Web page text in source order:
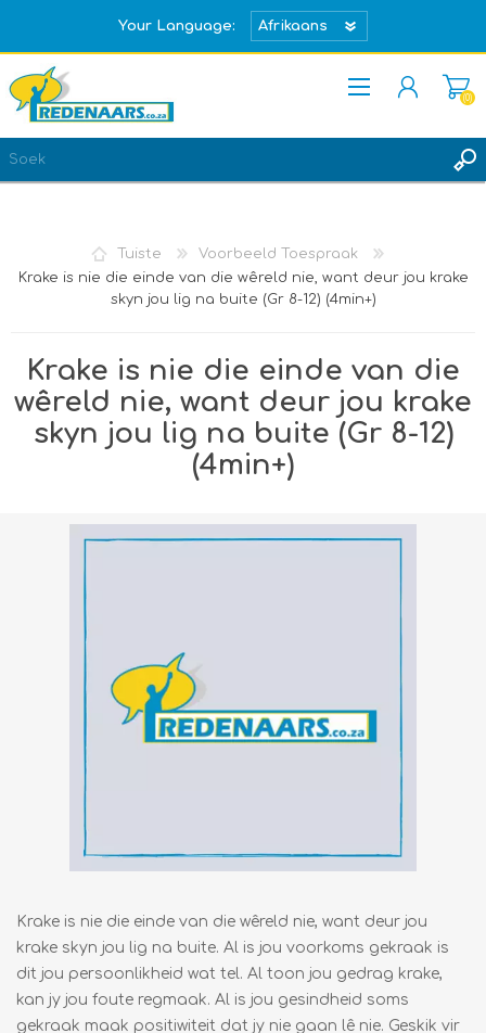
Your Language:
REGISTREER
(0)
Tuiste
Voorbeeld Toespraak
Krake is nie die einde van die wêreld nie, want deur jou krake
skyn jou lig na buite (Gr 8-12) (4min+)
Krake is nie die einde van die
wêreld nie, want deur jou krake
skyn jou lig na buite (Gr 8-12)
(4min+)
Krake is nie die einde van die wêreld nie, want deur jou
krake skyn jou lig na buite. Al is jou voorkoms gekraak is
dit jou persoonlikheid wat tel. Al toon jou gedrag krake,
kan jy jou foute regmaak. Al is jou gesindheid soms
gekraak maak positiwiteit dat jy nie gaan lê nie. Geskik vir